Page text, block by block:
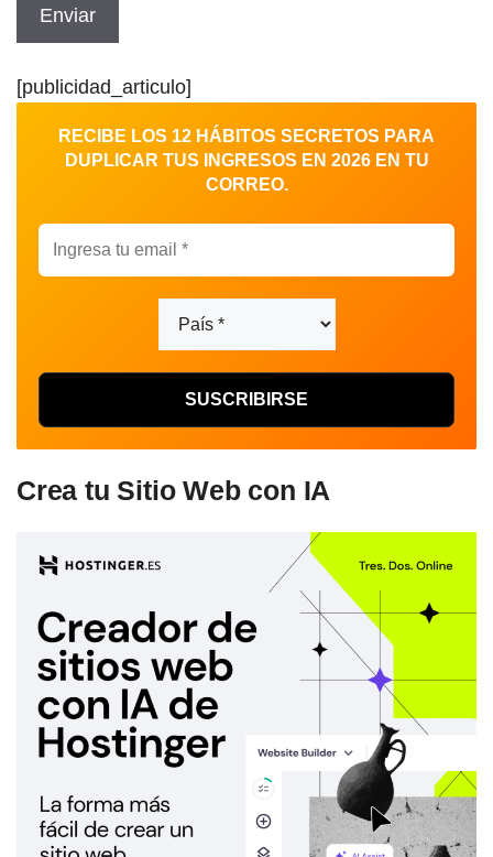
[publicidad_articulo]
RECIBE LOS 12 HÁBITOS SECRETOS PARA
DUPLICAR TUS INGRESOS EN 2026 EN TU
CORREO.
Crea tu Sitio Web con IA